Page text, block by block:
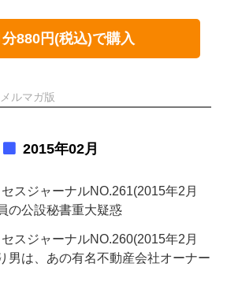
880円(税込)で購入
ルマガ版
2015年02月
スジャーナルNO.261(2015年2月
の公設秘書重大疑惑
スジャーナルNO.260(2015年2月
男は、あの有名不動産会社オーナー